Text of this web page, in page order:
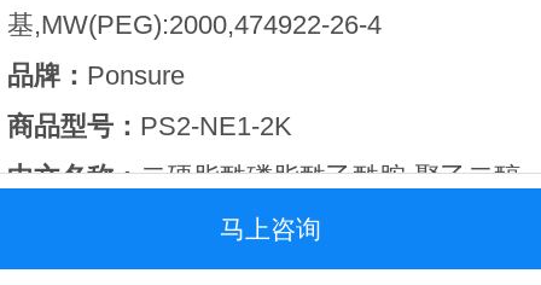
基,MW(PEG):2000,474922-26-4
品牌： Ponsure
商品型号： PS2-NE1-2K
中文名称：二硬脂酰磷脂酰乙酰胺-聚乙二醇-
2000
英文名称：1,2-distearoyl-sn-glycero-3-
马上咨询